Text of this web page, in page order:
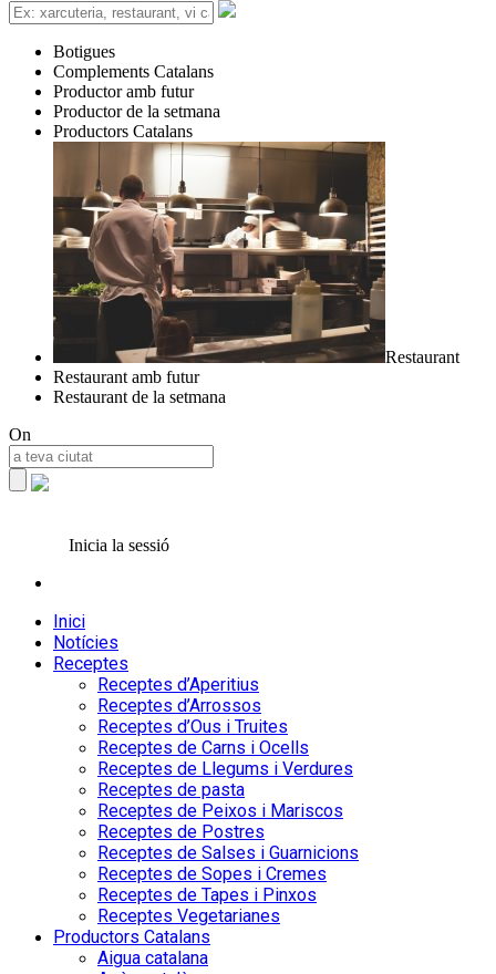
Botigues
Complements Catalans
Productor amb futur
Productor de la setmana
Productors Catalans
Restaurant
Restaurant amb futur
Restaurant de la setmana
On
Inicia la sessió
Inici
Notícies
Receptes
Receptes d’Aperitius
Receptes d’Arrossos
Receptes d’Ous i Truites
Receptes de Carns i Ocells
Receptes de Llegums i Verdures
Receptes de pasta
Receptes de Peixos i Mariscos
Receptes de Postres
Receptes de Salses i Guarnicions
Receptes de Sopes i Cremes
Receptes de Tapes i Pinxos
Receptes Vegetarianes
Productors Catalans
Aigua catalana